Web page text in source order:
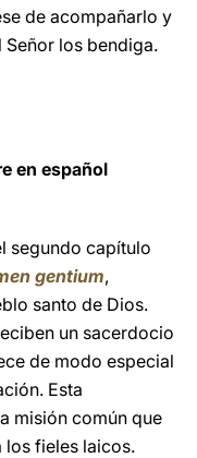
de acompañarlo y
Señor los bendiga.
en español
segundo capítulo
gentium,
santo de Dios.
un sacerdocio
de modo especial
Esta
misión común que
los fieles laicos.